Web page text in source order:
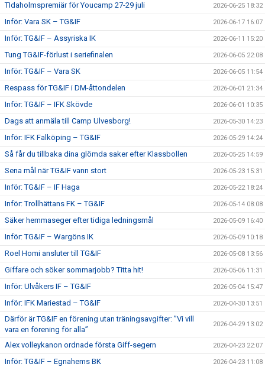
TIdaholmspremiär för Youcamp 27-29 juli 2026-06-25 18:32
Inför: Vara SK – TG&IF 2026-06-17 16:07
Inför: TG&IF – Assyriska IK 2026-06-11 15:20
Tung TG&IF-förlust i seriefinalen 2026-06-05 22:08
Inför: TG&IF – Vara SK 2026-06-05 11:54
Respass för TG&IF i DM-åttondelen 2026-06-01 21:34
Inför: TG&IF – IFK Skövde 2026-06-01 10:35
Dags att anmäla till Camp Ulvesborg! 2026-05-30 14:23
Inför: IFK Falköping – TG&IF 2026-05-29 14:24
Så får du tillbaka dina glömda saker efter Klassbollen 2026-05-25 14:59
Sena mål när TG&IF vann stort 2026-05-23 15:31
Inför: TG&IF – IF Haga 2026-05-22 18:24
Inför: Trollhättans FK – TG&IF 2026-05-14 08:08
Säker hemmaseger efter tidiga ledningsmål 2026-05-09 16:40
Inför: TG&IF – Wargöns IK 2026-05-09 10:18
Roel Homi ansluter till TG&IF 2026-05-08 13:56
Giffare och söker sommarjobb? Titta hit! 2026-05-06 11:31
Inför: Ulvåkers IF – TG&IF 2026-05-04 15:47
Inför: IFK Mariestad – TG&IF 2026-04-30 13:51
Därför är TG&IF en förening utan träningsavgifter: ”Vi vill
vara en förening för alla”
2026-04-29 13:02
Alex volleykanon ordnade första Giff-segern 2026-04-23 22:07
Inför: TG&IF – Egnahems BK 2026-04-23 11:08